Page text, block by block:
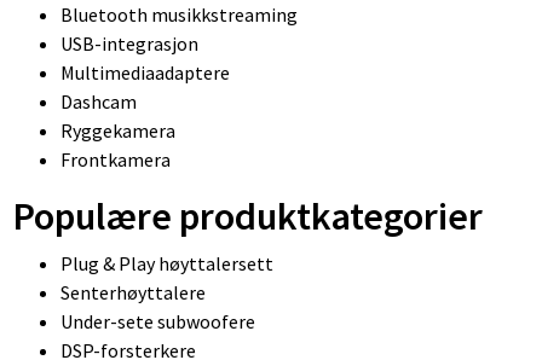
Bluetooth musikkstreaming
USB-integrasjon
Multimediaadaptere
Dashcam
Ryggekamera
Frontkamera
Populære produktkategorier
Plug & Play høyttalersett
Senterhøyttalere
Under-sete subwoofere
DSP-forsterkere